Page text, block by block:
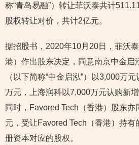
称“青岛易融”）转让菲沃泰共计
股权转让对价，共计2亿元。
据招股书，2020年10月20日，菲沃
港）作出股东决定，同意南京中金启
（以下简称“中金启泓”）以3,000万
万元，上海润科以7,000万元认购新
同时，Favored Tech（香港）股东
元，受让Favored Tech（香港）持有
册资本对应的股权。